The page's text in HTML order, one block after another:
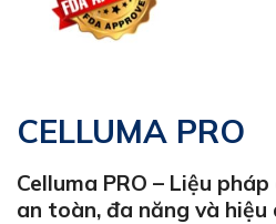
CELLUMA PRO
Celluma PRO – Liệu
an toàn, đa năng và hiệu